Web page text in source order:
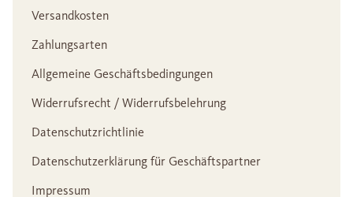
Versandkosten
Zahlungsarten
Allgemeine Geschäftsbedingungen
Widerrufsrecht / Widerrufsbelehrung
Datenschutzrichtlinie
Datenschutzerklärung für Geschäftspartner
Impressum